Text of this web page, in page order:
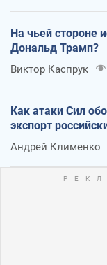
На чьей стороне
Дональд Трамп?
Виктор Каспрук
Как атаки Сил
экспорт
Андрей Клименко